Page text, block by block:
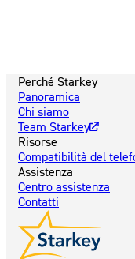
Perché Starkey
Panoramica
Chi siamo
Team Starkey
Risorse
Compatibilità del
Assistenza
Centro assistenza
Contatti